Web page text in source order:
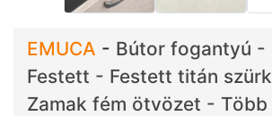
EMUCA - Bútor fogantyú -
Festett - Festett titán
Zamak fém ötvözet - Több